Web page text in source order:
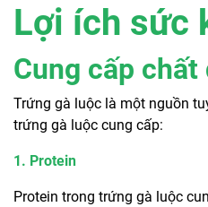
Lợi ích sức
Cung cấp
Trứng gà luộc là một nguồn
trứng gà luộc cung cấp:
1. Protein
Protein trong trứng gà luộc